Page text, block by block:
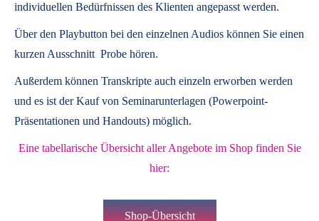
individuellen Bedürfnissen des Klienten angepasst werden.
Über den Playbutton bei den einzelnen Audios können Sie einen
kurzen Ausschnitt Probe hören.
Außerdem können Transkripte auch einzeln erworben werden
und es ist der Kauf von Seminarunterlagen (Powerpoint-
Präsentationen und Handouts) möglich.
Eine tabellarische Übersicht aller Angebote im Shop finden Sie
hier:
Shop-Übersicht